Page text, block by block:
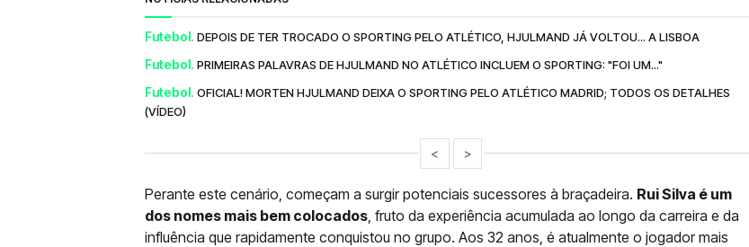
Futebol. DEPOIS DE TER TROCADO O SPORTING PELO ATLÉTICO, HJULMAND JÁ VOLTOU... A LISBOA
Futebol. PRIMEIRAS PALAVRAS DE HJULMAND NO ATLÉTICO INCLUEM O SPORTING: "FOI UM..."
Futebol. OFICIAL! MORTEN HJULMAND DEIXA O SPORTING PELO ATLÉTICO MADRID; TODOS OS DETALHES
(VÍDEO)
< >
Perante este cenário, começam a surgir potenciais sucessores à braçadeira. Rui Silva é um
dos nomes mais bem colocados , fruto da experiência acumulada ao longo da carreira e da
influência que rapidamente conquistou no grupo. Aos 32 anos, é atualmente o jogador mais